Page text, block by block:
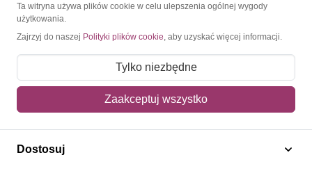
Sztuka
Francja 2010 Mi 4926-4937 Czyste **
Ta witryna używa plików cookie w celu ulepszenia ogólnej wygody
użytkowania.
Zajrzyj do naszej Polityki plików cookie, aby uzyskać więcej informacji.
Tylko niezbędne
Zaakceptuj wszystko
Dostosuj